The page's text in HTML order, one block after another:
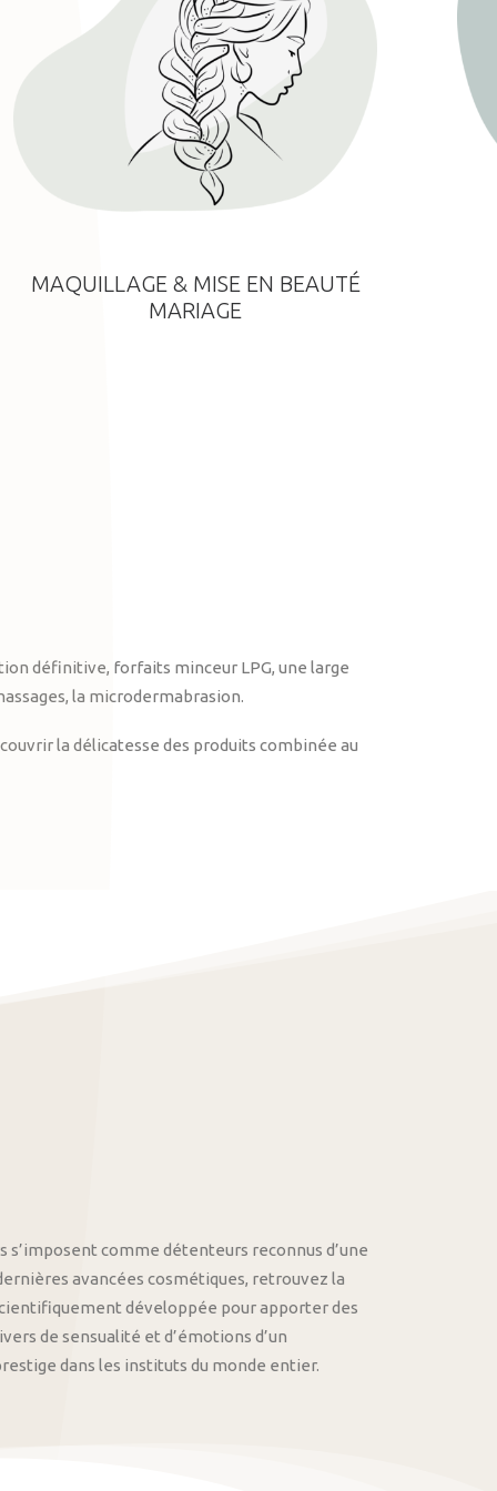
MAQUILLAGE & MISE EN BEAUTÉ
MARIAGE
définitive, forfaits minceur LPG, une large
la microdermabrasion.
la délicatesse des produits combinée au
s’imposent comme détenteurs reconnus d’une
avancées cosmétiques, retrouvez la
développée pour apporter des
de sensualité et d’émotions d’un
dans les instituts du monde entier.